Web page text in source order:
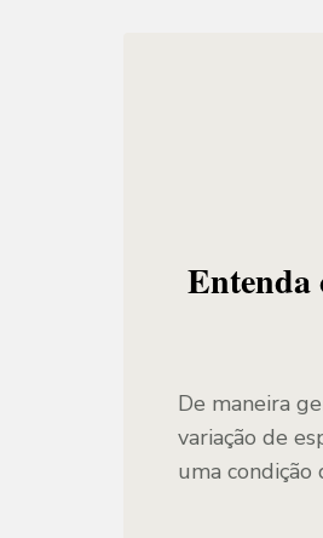
De maneira
variação de
uma